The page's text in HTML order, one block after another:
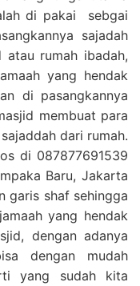
di pakai sebgai
sajadah
rumah ibadah,
yang hendak
di pasangkannya
membuat para
dari rumah.
di 087877691539
Baru, Jakarta
garis shaf sehingga
yang hendak
dengan adanya
dengan mudah
yang sudah kita